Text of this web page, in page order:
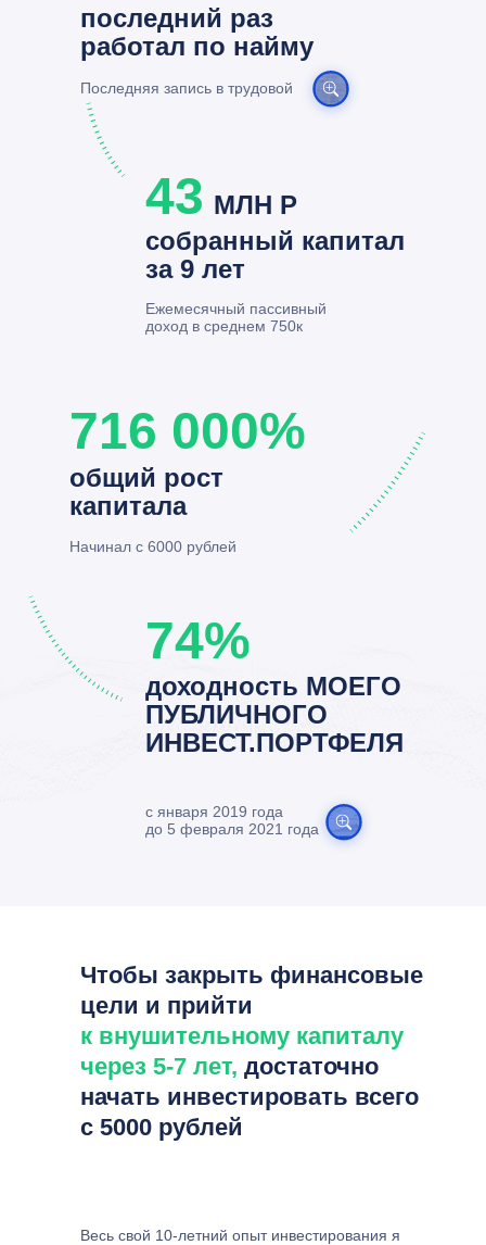
последний раз
работал по найму
Последняя запись в трудовой
общий рост
капитала
Начинал с 6000 рублей
716 000%
МЛН Р
собранный капитал
за 9 лет
Ежемесячный пассивный
доход в среднем 750к
43
доходность МОЕГО
ПУБЛИЧНОГО
ИНВЕСТ.ПОРТФЕЛЯ
с января 2019 года
до 5 февраля 2021 года
74%
Чтобы закрыть финансовые
цели и прийти
к внушительному капиталу
через 5-7 лет, достаточно
начать инвестировать всего
с 5000 рублей
Весь свой 10-летний опыт инвестирования я